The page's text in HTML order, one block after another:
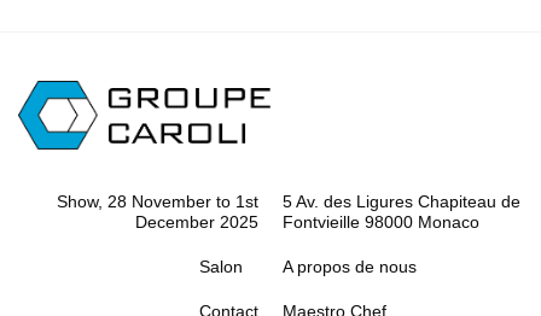
Show, 28 November to 1st
December 2025
5 Av. des Ligures Chapiteau de
Fontvieille 98000 Monaco
Salon
Contact
A propos de nous
Maestro Chef